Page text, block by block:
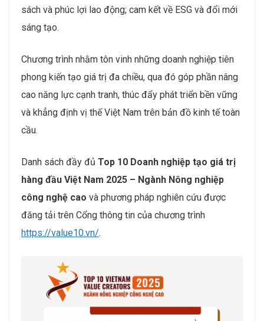
sách và phúc lợi lao động; cam kết về ESG và đổi mới
sáng tạo.
Chương trình nhằm tôn vinh những doanh nghiệp tiên
phong kiến tạo giá trị đa chiều, qua đó góp phần nâng
cao năng lực cạnh tranh, thúc đẩy phát triển bền vững
và khẳng định vị thế Việt Nam trên bản đồ kinh tế toàn
cầu.
Danh sách đầy đủ Top 10 Doanh nghiệp tạo giá trị
hàng đầu Việt Nam 2025 – Ngành Nông nghiệp
công nghệ cao và phương pháp nghiên cứu được
đăng tải trên Cổng thông tin của chương trình
https://value10.vn/.